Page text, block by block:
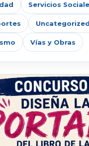
Servicios
Uncategorized
Vías y Obras